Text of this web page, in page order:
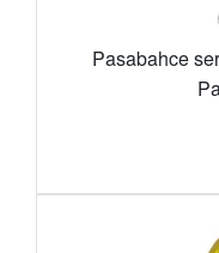
Pasabahce